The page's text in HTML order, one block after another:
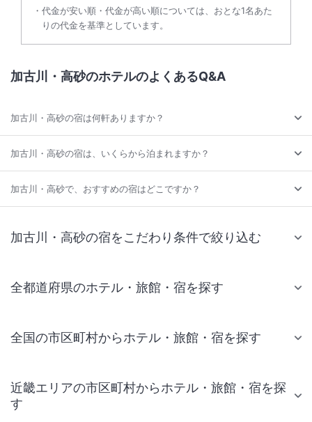
代金が安い順・代金が高い順については、おとな1名あた
りの代金を基準としています。
加古川・高砂のホテルのよくあるQ&A
加古川・高砂の宿は何軒ありますか？
加古川・高砂の宿は、いくらから泊まれますか？
加古川・高砂で、おすすめの宿はどこですか？
加古川・高砂の宿をこだわり条件で絞り込む
全都道府県のホテル・旅館・宿を探す
全国の市区町村からホテル・旅館・宿を探す
近畿エリアの市区町村からホテル・旅館・宿を探
す